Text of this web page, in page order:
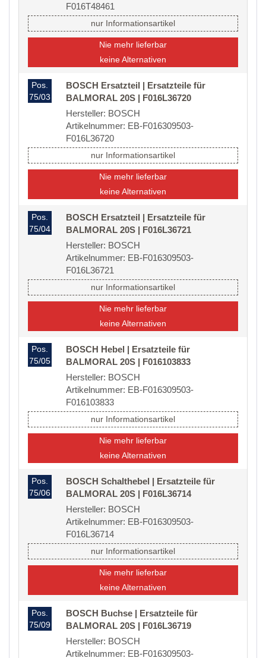
F016T48461
nur Informationsartikel
Nie mehr lieferbar
keine Alternativen
Pos.
75/03
BOSCH Ersatzteil | Ersatzteile für
BALMORAL 20S | F016L36720
Hersteller: BOSCH
Artikelnummer: EB-F016309503-
F016L36720
nur Informationsartikel
Nie mehr lieferbar
keine Alternativen
Pos.
75/04
BOSCH Ersatzteil | Ersatzteile für
BALMORAL 20S | F016L36721
Hersteller: BOSCH
Artikelnummer: EB-F016309503-
F016L36721
nur Informationsartikel
Nie mehr lieferbar
keine Alternativen
Pos.
75/05
BOSCH Hebel | Ersatzteile für
BALMORAL 20S | F016103833
Hersteller: BOSCH
Artikelnummer: EB-F016309503-
F016103833
nur Informationsartikel
Nie mehr lieferbar
keine Alternativen
Pos.
75/06
BOSCH Schalthebel | Ersatzteile für
BALMORAL 20S | F016L36714
Hersteller: BOSCH
Artikelnummer: EB-F016309503-
F016L36714
nur Informationsartikel
Nie mehr lieferbar
keine Alternativen
Pos.
75/09
BOSCH Buchse | Ersatzteile für
BALMORAL 20S | F016L36719
Hersteller: BOSCH
Artikelnummer: EB-F016309503-